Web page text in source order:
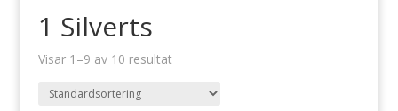
1 Silverts
Visar 1–9 av 10 resultat